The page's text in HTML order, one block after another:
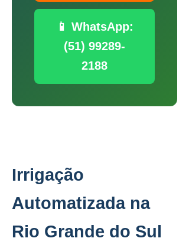
📱 WhatsApp:
(51) 99289-
2188
Irrigação
Automatizada na
Rio Grande do Sul